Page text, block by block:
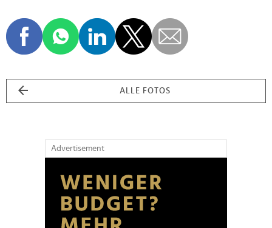
ALLE FOTOS
Advertisement